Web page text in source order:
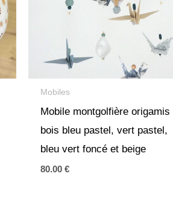
Mobiles
Mobile montgolfière origamis
bois bleu pastel, vert pastel,
bleu vert foncé et beige
80.00€